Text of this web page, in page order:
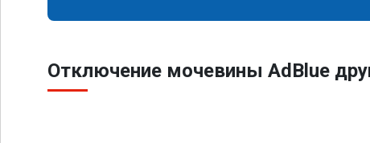
Отключение мочевины AdBlue